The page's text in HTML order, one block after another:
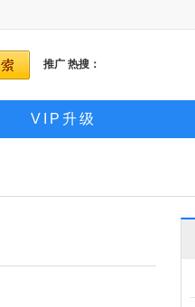
推广 热搜：
VIP升级